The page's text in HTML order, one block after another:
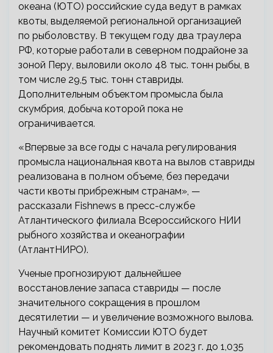
океана (ЮТО) российские суда ведут в рамках
квоты, выделяемой региональной организацией
по рыболовству. В текущем году два траулера
РФ, которые работали в северном подрайоне за
зоной Перу, выловили около 48 тыс. тонн рыбы, в
том числе 29,5 тыс. тонн ставриды.
Дополнительным объектом промысла была
скумбрия, добыча которой пока не
ограничивается.
«Впервые за все годы с начала регулирования
промысла национальная квота на вылов ставриды
реализована в полном объеме, без передачи
части квоты прибрежным странам», —
рассказали Fishnews в пресс-службе
Атлантического филиала Всероссийского НИИ
рыбного хозяйства и океанографии
(АтлантНИРО).
Ученые прогнозируют дальнейшее
восстановление запаса ставриды — после
значительного сокращения в прошлом
десятилетии — и увеличение возможного вылова.
Научный комитет Комиссии ЮТО будет
рекомендовать поднять лимит в 2023 г. до 1,035